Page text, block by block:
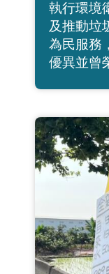
執行環境
及推動垃
為民服務
優異並曾